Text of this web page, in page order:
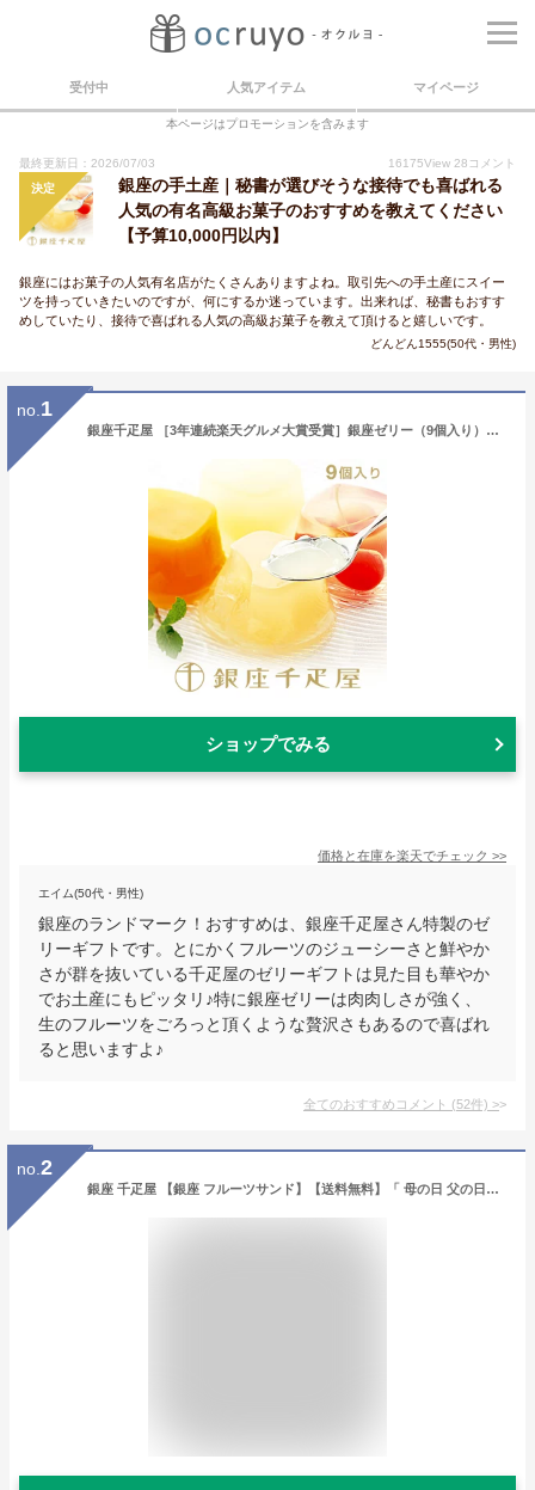
受付中 人気アイテム マイページ
本ページはプロモーションを含みます
最終更新日：2026/07/03 16175View 28 コメント
決定
銀座の手土産｜秘書が選びそうな接待でも喜ばれる
人気の有名高級お菓子のおすすめを教えてください
【予算10,000円以内】
銀座にはお菓子の人気有名店がたくさんありますよね。取引先への手土産にスイー
ツを持っていきたいのですが、何にするか迷っています。出来れば、秘書もおすす
めしていたり、接待で喜ばれる人気の高級お菓子を教えて頂けると嬉しいです。
どんどん1555(50代・男性)
no. 1
銀座千疋屋 ［3年連続楽天グルメ大賞受賞］銀座ゼリー（9個入り）［［送料無料］［ポイント2倍］～ お中元 御中元 父の日 母の日 ゼリー ギフト 詰め合わせ 贈り物 フルーツ スイーツ プレゼント お菓子 内祝い 誕生日 お祝い 御礼 快気内祝 千疋屋 ～
ショップでみる
価格と在庫を楽天でチェック >>
エイム(50代・男性)
銀座のランドマーク！おすすめは、銀座千疋屋さん特製のゼ
リーギフトです。とにかくフルーツのジューシーさと鮮やか
さが群を抜いている千疋屋のゼリーギフトは見た目も華やか
でお土産にもピッタリ♪特に銀座ゼリーは肉肉しさが強く、
生のフルーツをごろっと頂くような贅沢さもあるので喜ばれ
ると思いますよ♪
全てのおすすめコメント (52件) >
no. 2
銀座 千疋屋 【銀座 フルーツサンド】【送料無料】「 母の日 父の日お菓子 銀座千疋屋 スイーツ ギフト お祝い お礼 内祝い 焼き菓子 出産内祝い 結婚内祝い 快気内祝い 新築内祝い 香典返し お返し 手土産 お供え お引越し 詰め合わせ 人気 個包装 母の日 」